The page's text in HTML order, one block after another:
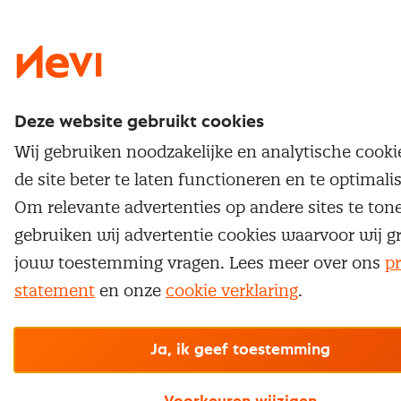
Nevi 2
Deze website gebruikt cookies
Wij gebruiken noodzakelijke en analytische
de site beter te laten functioneren en te
Om relevante advertenties op andere sites te
gebruiken wij advertentie cookies waarvoor wij
jouw toestemming vragen. Lees meer over ons
statement en onze cookie verklaring.
Ja, ik geef toestemming